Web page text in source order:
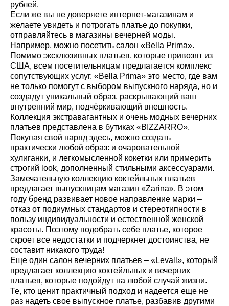
рублей.
Если же вы не доверяете интернет-магазинам и
желаете увидеть и потрогать платье до покупки,
отправляйтесь в магазины вечерней моды.
Например, можно посетить салон «Bella Prima».
Помимо эксклюзивных платьев, которые привозят из
США, всем посетительницам предлагается комплекс
сопутствующих услуг. «Bella Prima» это место, где вам
не только помогут с выбором выпускного наряда, но и
создадут уникальный образ, раскрывающий ваш
внутренний мир, подчёркивающий внешность.
Коллекция экстравагантных и очень модных вечерних
платьев представлена в бутиках «BIZZARRO».
Покупая свой наряд здесь, можно создать
практически любой образ: и очаровательной
хулиганки, и легкомысленной кокетки или примерить
строгий look, дополненный стильными аксессуарами.
Замечательную коллекцию коктейльных платьев
предлагает выпускницам магазин «Zarina». В этом
году бренд развивает новое направление марки –
отказ от подиумных стандартов и стереотипности в
пользу индивидуальности и естественной женской
красоты. Поэтому подобрать себе платье, которое
скроет все недостатки и подчеркнет достоинства, не
составит никакого труда!
Еще один салон вечерних платьев – «Levall», который
предлагает коллекцию коктейльных и вечерних
платьев, которые подойдут на любой случай жизни.
Те, кто ценит практичный подход и надеется еще не
раз надеть свое выпускное платье, разбавив другими